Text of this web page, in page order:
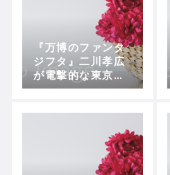
『万博のファンタ
ジフタ』二川孝広
が電撃的な東京ヴ
ェルディ移籍から